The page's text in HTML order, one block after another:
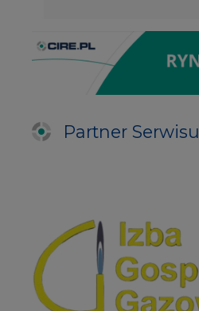
Partner Serwisu